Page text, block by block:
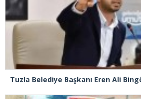
Tuzla Belediye Başkanı Eren Ali